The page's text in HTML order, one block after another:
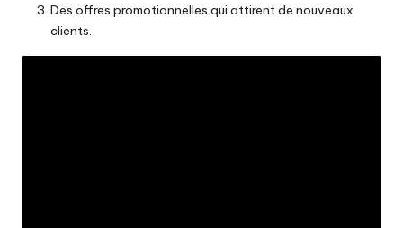
Des offres promotionnelles qui attirent de nouveaux
clients.